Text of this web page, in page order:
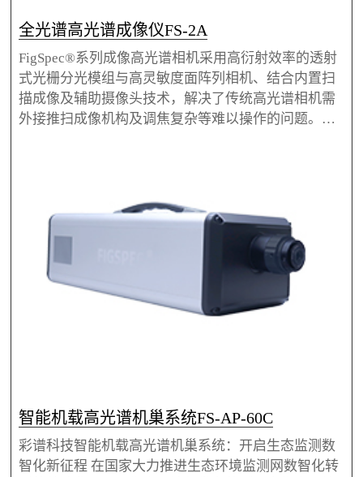
全光谱高光谱成像仪FS-2A
FigSpec®系列成像高光谱相机采用高衍射效率的透射
式光栅分光模组与高灵敏度面阵列相机、结合内置扫
描成像及辅助摄像头技术，解决了传统高光谱相机需
外接推扫成像机构及调焦复杂等难以操作的问题。可
智能机载高光谱机巢系统FS-AP-60C
彩谱科技智能机载高光谱机巢系统：开启生态监测数
智化新征程 在国家大力推进生态环境监测网数智化转